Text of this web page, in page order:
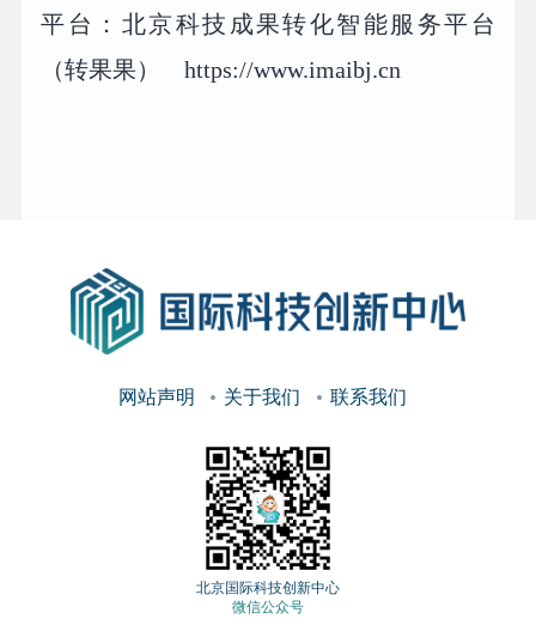
平台：北京科技成果转化智能服务平台
（转果果） https://www.imaibj.cn
网站声明 关于我们 联系我们
北京国际科技创新中心
微信公众号